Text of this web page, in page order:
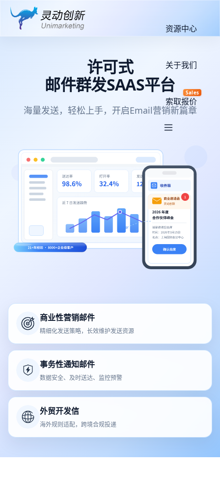
资源中心
关于我们
索取报价
Sales
许可式
邮件群发SAAS平台
海量发送，轻松上手，开启Email营销新篇章
商业性营销邮件
精细化发送策略，长效维护发送资源
事务性通知邮件
数据安全、及时送达、监控预警
外贸开发信
海外规则适配，跨境合规投递